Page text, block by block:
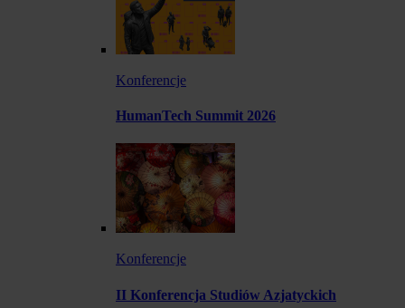
Konferencje
HumanTech Summit 2026
Konferencje
II Konferencja Studiów Azjatyckich